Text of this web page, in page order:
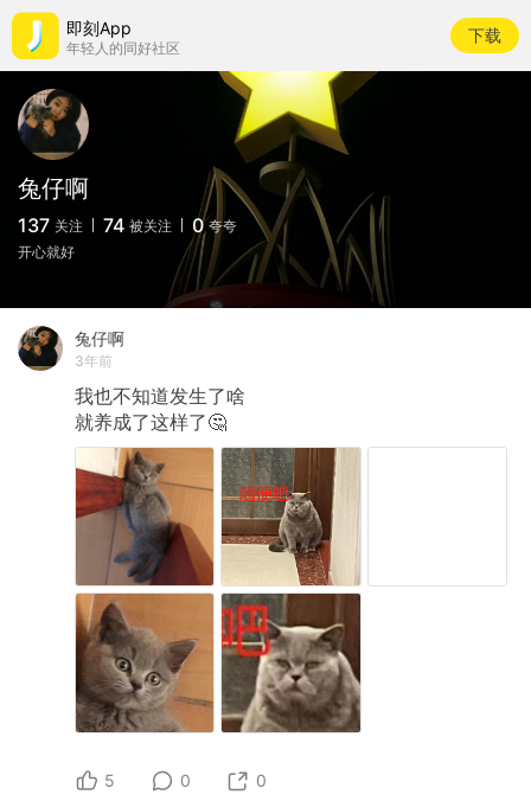
即刻App
年轻人的同好社区
下载
兔仔啊
137 关注 74 被关注 0 夸夸
开心就好
兔仔啊
3年前
我也不知道发生了啥
就养成了这样了🤔
5 0 0